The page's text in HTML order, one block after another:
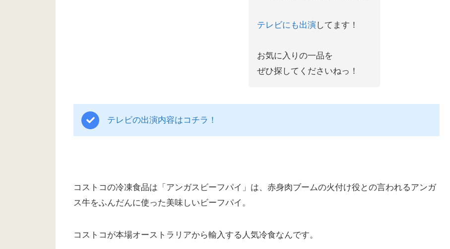
テレビにも出演してます！
お気に入りの一品を
ぜひ探してくださいねっ！
テレビの出演内容はコチラ！
コストコの冷凍食品は「アンガスビーフパイ」は、赤身肉ブームの火付け役との言われるアンガ
ス牛をふんだんに使った美味しいビーフパイ。
コストコが本場オーストラリアから輸入する人気冷食なんです。